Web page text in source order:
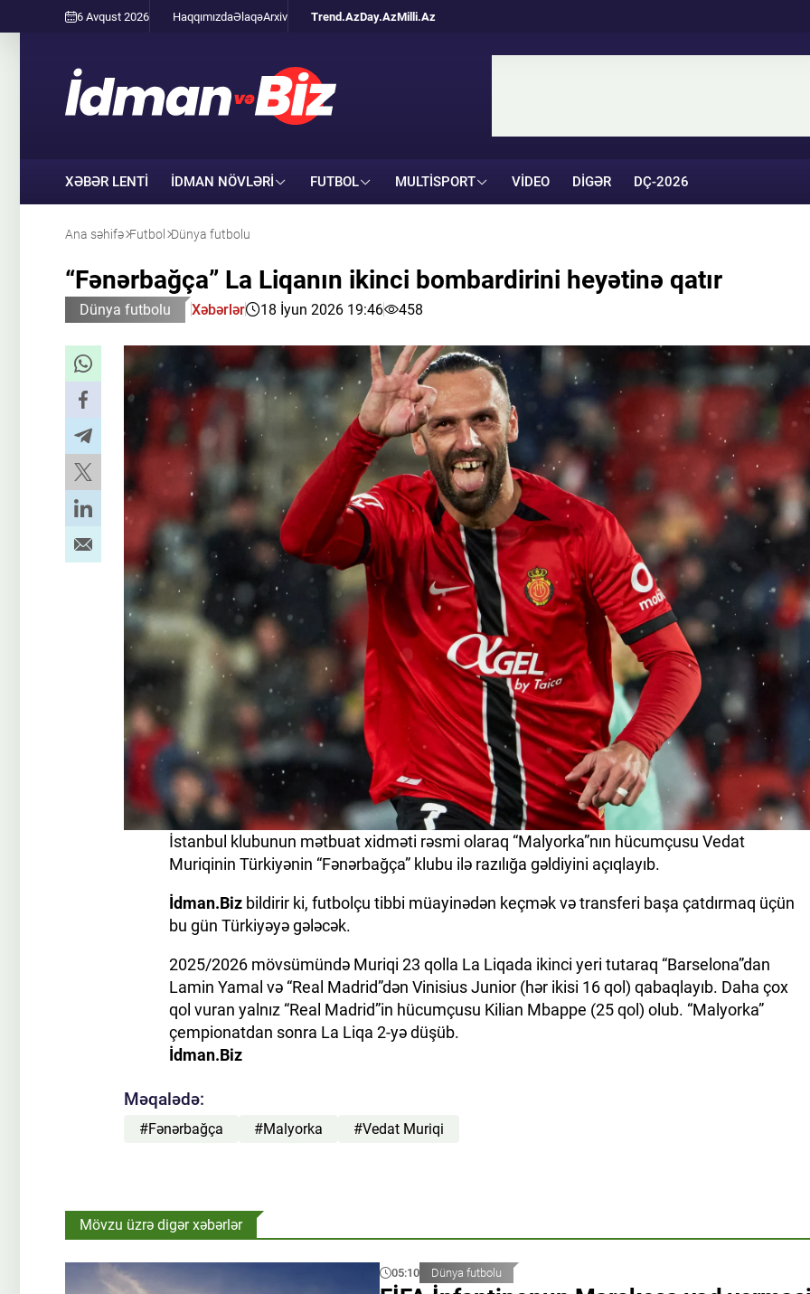
6 Avqust 2026 HaqqımızdaƏlaqəArxiv Trend.AzDay.AzMilli.Az
XƏBƏR LENTİ İDMAN NÖVLƏRI FUTBOL MULTISPORT VIDEO DIGƏR DÇ-2026
Ana səhifə Futbol Dünya futbolu
“Fənərbağça” La Liqanın ikinci bombardirini heyətinə qatır
Dünya futbolu Xəbərlər 18 İyun 2026 19:46 458
İstanbul klubunun mətbuat xidməti rəsmi olaraq “Malyorka”nın hücumçusu Vedat
Muriqinin Türkiyənin “Fənərbağça” klubu ilə razılığa gəldiyini açıqlayıb.
İdman.Biz bildirir ki, futbolçu tibbi müayinədən keçmək və transferi başa çatdırmaq üçün
bu gün Türkiyəyə gələcək.
2025/2026 mövsümündə Muriqi 23 qolla La Liqada ikinci yeri tutaraq “Barselona”dan
Lamin Yamal və “Real Madrid”dən Vinisius Junior (hər ikisi 16 qol) qabaqlayıb. Daha çox
qol vuran yalnız “Real Madrid”in hücumçusu Kilian Mbappe (25 qol) olub. “Malyorka”
çempionatdan sonra La Liqa 2-yə düşüb.
İdman.Biz
Məqalədə:
#Fənərbağça #Malyorka #Vedat Muriqi
Mövzu üzrə digər xəbərlər
05:10 Dünya futbolu